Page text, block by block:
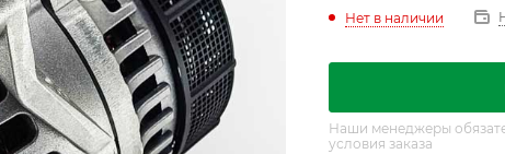
Нет в наличии
Наши менеджеры
условия заказа